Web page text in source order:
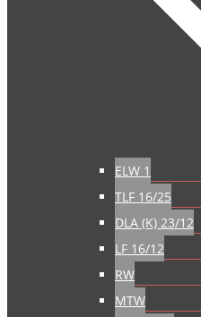
ELW 1
TLF 16/25
DLA (K) 23/12
LF 16/12
RW
MTW